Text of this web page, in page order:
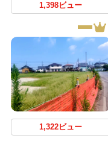
1,398ビュー
1,322ビュー